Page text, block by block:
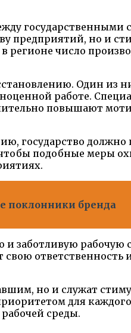
государственными
предприятий, но и
регионе число
Один из
работе.
повышают
государство должно
подобные меры
поклонники бренда
и заботливую рабочую
ответственность
но и служат
для
среды.